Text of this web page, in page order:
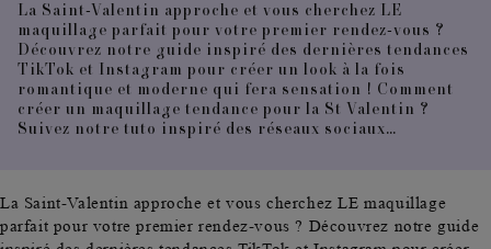
La Saint-Valentin approche et vous cherchez LE
maquillage parfait pour votre premier rendez-vous ?
Découvrez notre guide inspiré des dernières tendances
TikTok et Instagram pour créer un look à la fois
romantique et moderne qui fera sensation ! Comment
créer un maquillage tendance pour la St Valentin ?
Suivez notre tuto inspiré des réseaux sociaux…
La Saint-Valentin approche et vous cherchez LE maquillage
parfait pour votre premier rendez-vous ? Découvrez notre guide